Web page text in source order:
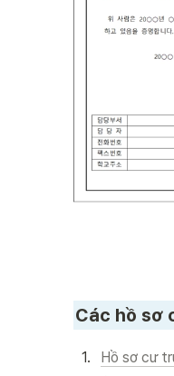
Các hồ sơ
1.
Hồ sơ cư